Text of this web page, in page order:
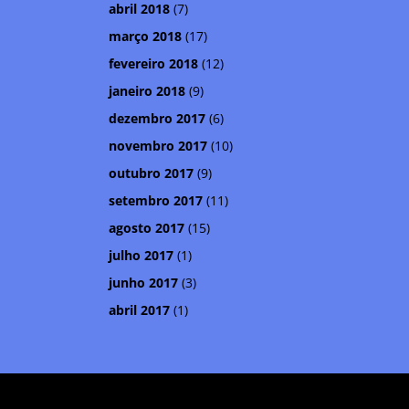
abril 2018 (7)
março 2018 (17)
fevereiro 2018 (12)
janeiro 2018 (9)
dezembro 2017 (6)
novembro 2017 (10)
outubro 2017 (9)
setembro 2017 (11)
agosto 2017 (15)
julho 2017 (1)
junho 2017 (3)
abril 2017 (1)